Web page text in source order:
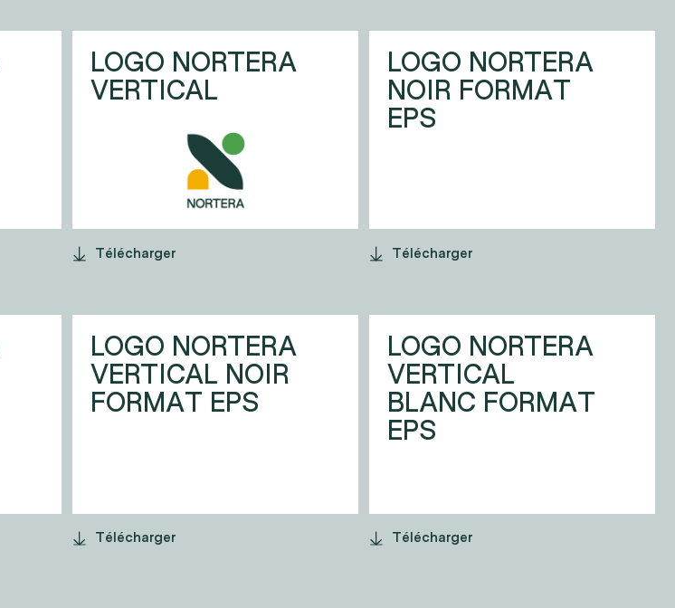
LOGO NORTERA
VERTICAL
Télécharger
LOGO NORTERA
NOIR FORMAT
EPS
Télécharger
LOGO NORTERA
VERTICAL NOIR
FORMAT EPS
Télécharger
LOGO NORTERA
VERTICAL
BLANC FORMAT
EPS
Télécharger